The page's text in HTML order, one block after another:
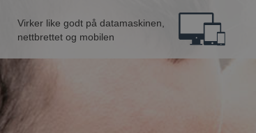
Virker like godt på datamaskinen,
nettbrettet og mobilen